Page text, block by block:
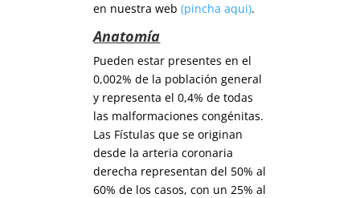
en nuestra web(pincha aqui).
Anatomía
Pueden estar presentes en el
0,002% de la población general
y representa el 0,4% de todas
las malformaciones congénitas.
Las Fístulas que se originan
desde la arteria coronaria
derecha representan del 50% al
60% de los casos, con un 25% al